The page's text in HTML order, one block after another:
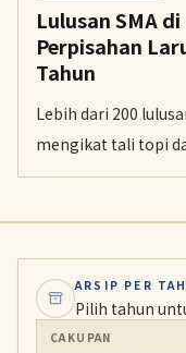
Lulusan SMA
Perpisahan
Tahun
Lebih dari 200
mengikat tali topi
ke Sungai
ARSIP PER
Pilih tahun
CAKUPAN